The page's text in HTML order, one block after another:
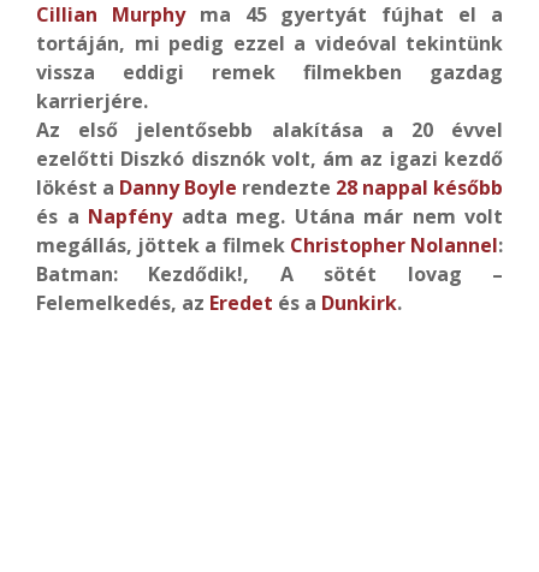
Cillian Murphyma 45 gyertyát fújhat el a
tortáján, mi pedig ezzel a videóval tekintünk
vissza eddigi remek filmekben gazdag
karrierjére.
Az első jelentősebb alakítása a 20 évvel
ezelőtti Diszkó disznók volt, ám az igazi kezdő
lökést a Danny Boyle rendezte 28 nappal később
és a Napfényadta meg. Utána már nem volt
megállás, jöttek a filmek Christopher Nolannel:
Batman: Kezdődik!, A sötét lovag –
Felemelkedés, az Eredet és a Dunkirk.